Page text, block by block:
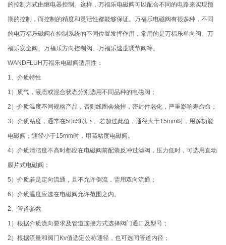
的控制方式由继电器控制。这样，万福乐电磁阀可以配合不同的电路来实现预
期的控制，而控制的精度和灵活性都能够保证。万福乐电磁阀有很多种，不同
的电万福乐磁阀在控制系统的不同位置发挥作用，常用的是万福乐单向阀、万
福乐安全阀、万福乐方向控制阀、万福乐速度调节阀等。
WANDFLUH万福乐电磁阀适用性：
1、介质特性
1）质气，液态或混合状态分别选用不同品种的电磁阀；
2）介质温度不同规格产品，否则线圈会烧掉，密封件老化，严重影响寿命命；
3）介质粘度，通常在50cSt以下。若超过此值，通径大于15mm时，用多功能
电磁阀；通径小于15mm时，用高粘度电磁阀。
4）介质清洁度不高时都应在电磁阀前配装反冲过滤阀，压力低时，可选用直动
膜片式电磁阀；
5）介质若是定向流通，且不允许倒流，需用双向流通；
6）介质温度应选在电磁阀允许范围之内。
2、管道参数
1）根据介质流向要求及管道连接方式选择阀门通口及型号；
2）根据流量和阀门Kv值选定公称通径，也可选同管道内径；